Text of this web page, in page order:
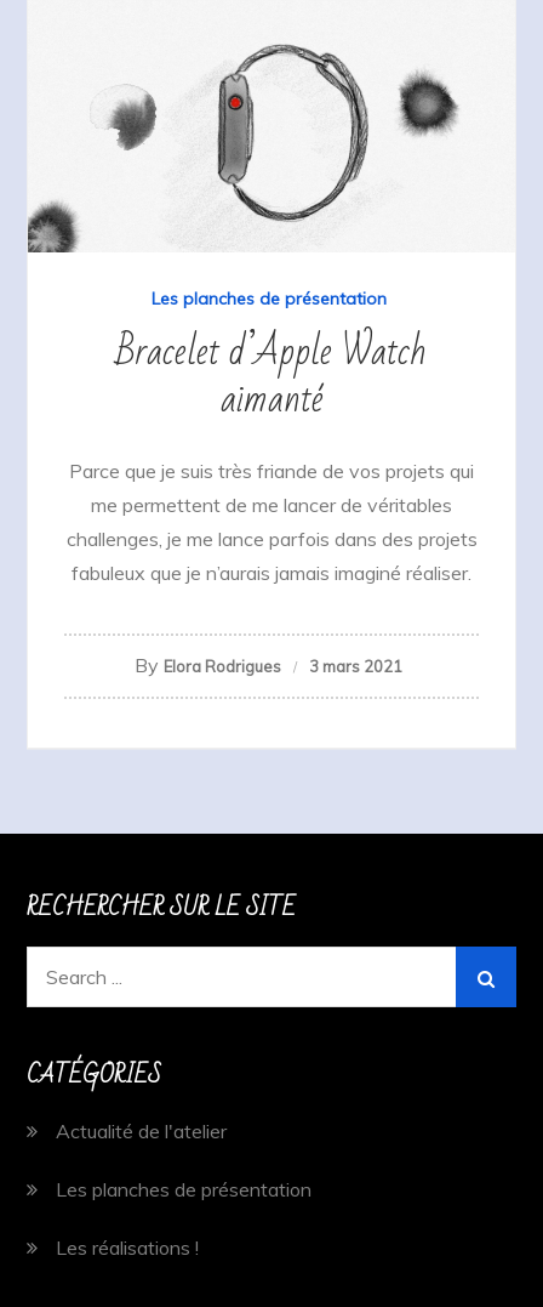
Les planches de présentation
Bracelet d’Apple Watch
aimanté
Parce que je suis très friande de vos projets qui
me permettent de me lancer de véritables
challenges, je me lance parfois dans des projets
fabuleux que je n’aurais jamais imaginé réaliser.
By Elora Rodrigues 3 mars 2021
RECHERCHER SUR LE SITE
CATÉGORIES
Actualité de l'atelier
Les planches de présentation
Les réalisations !